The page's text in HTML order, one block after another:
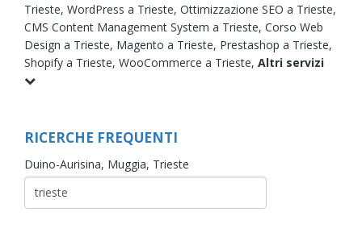
Trieste, WordPress a Trieste, Ottimizzazione SEO a Trieste,
CMS Content Management System a Trieste, Corso Web
Design a Trieste, Magento a Trieste, Prestashop a Trieste,
Shopify a Trieste, WooCommerce a Trieste, Altri servizi
RICERCHE FREQUENTI
Duino-Aurisina, Muggia, Trieste